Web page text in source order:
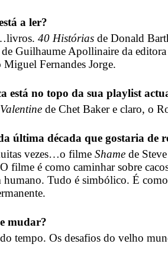
a ler?
40 Histórias de Donald
de Guilhaume Apollinaire da editora
Miguel Fernandes Jorge.
está no topo da sua playlist
de Chet Baker e claro, o
última década que gostaria de
vezes…o filme Shame de
filme é como caminhar sobre
humano. Tudo é simbólico. É
mudar?
tempo. Os desafios do velho